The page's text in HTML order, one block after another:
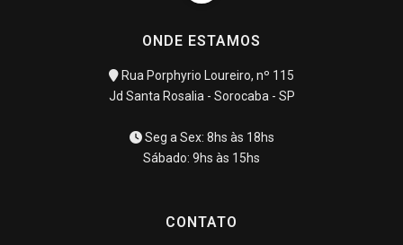
ONDE ESTAMOS
Rua Porphyrio Loureiro, nº 115
Jd Santa Rosalia - Sorocaba - SP
Seg a Sex: 8hs às 18hs
Sábado: 9hs às 15hs
CONTATO